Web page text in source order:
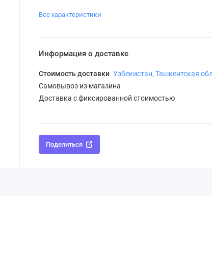
Все характеристики
Информация о доставке
Стоимость доставки Узбекистан, Ташкентская
Самовывоз из магазина
Доставка с фиксированной стоимостью
Поделиться